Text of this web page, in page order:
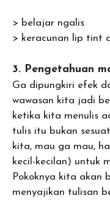
> belajar ngalis
> keracunan lip tint
3. Pengetahuan
Ga dipungkiri efek
wawasan kita jadi
ketika kita menulis
tulis itu bukan
kita, mau ga mau,
kecil-kecilan) untuk
Pokoknya kita akan
menyajikan tulisan